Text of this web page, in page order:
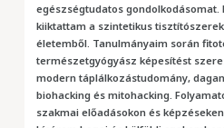
egészségtudatos gondolkodásomat.
kiiktattam a szintetikus
életemből. Tanulmányaim során
természetgyógyász képesítést
modern táplálkozástudomány,
biohacking és mitohacking.
szakmai előadásokon és